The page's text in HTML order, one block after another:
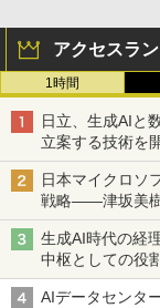
アクセスラ
1時間
日立、生成AIと
立案する技術を
日本マイクロソ
戦略――津坂美
生成AI時代の経
中枢としての役
AIデータセンタ